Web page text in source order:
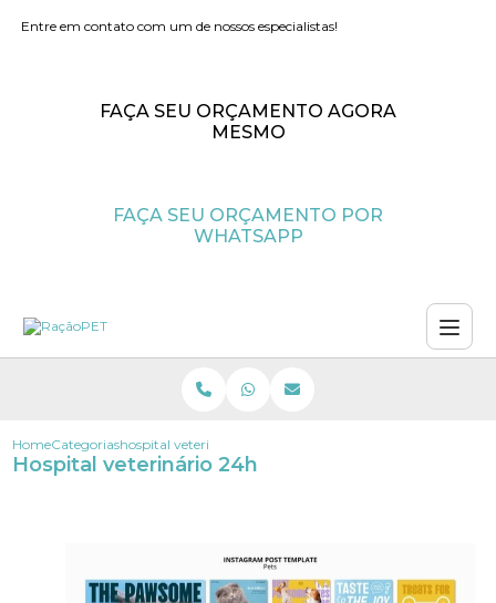
Entre em contato com um de nossos especialistas!
FAÇA SEU ORÇAMENTO AGORA
MESMO
FAÇA SEU ORÇAMENTO POR
WHATSAPP
HomeCategoriashospital veterinario 24h
Hospital veterinário 24h